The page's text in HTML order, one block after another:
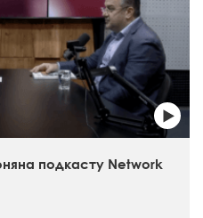
подкасту Network